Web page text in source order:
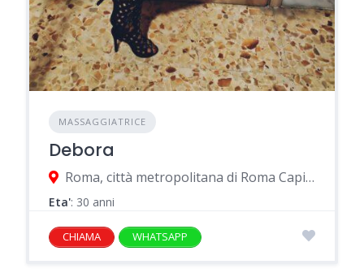
MASSAGGIATRICE
Debora
Roma, città metropolitana di Roma Capitale, Italia
Eta': 30 anni
CHIAMA WHATSAPP